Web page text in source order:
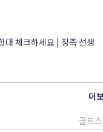
대 체크하세요 | 청죽 선생
골드
더